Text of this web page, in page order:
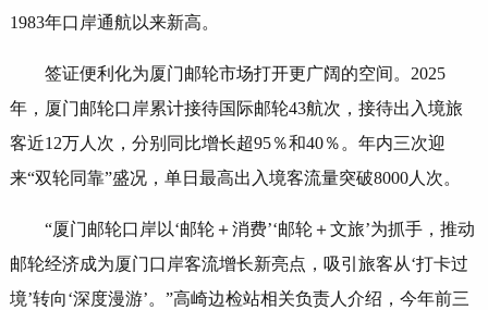
1983年口岸通航以来新高。
签证便利化为厦门邮轮市场打开更广阔的空间。2025
年，厦门邮轮口岸累计接待国际邮轮43航次，接待出入境旅
客近12万人次，分别同比增长超95％和40％。年内三次迎
来“双轮同靠”盛况，单日最高出入境客流量突破8000人次。
“厦门邮轮口岸以‘邮轮＋消费’‘邮轮＋文旅’为抓手，推动
邮轮经济成为厦门口岸客流增长新亮点，吸引旅客从‘打卡过
境’转向‘深度漫游’。”高崎边检站相关负责人介绍，今年前三